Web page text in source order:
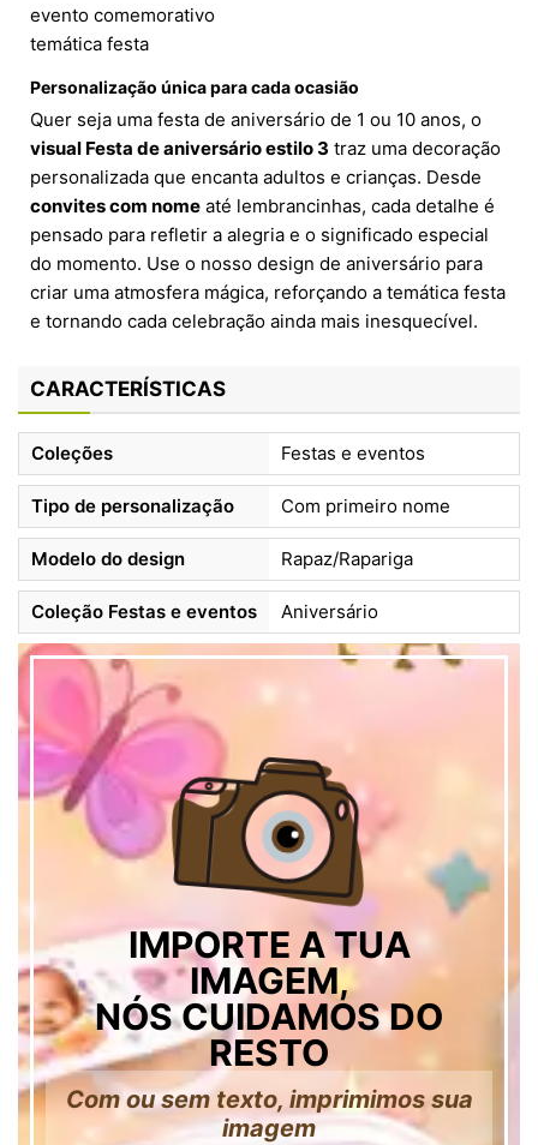
evento comemorativo
temática festa
Personalização única para cada ocasião
Quer seja uma festa de aniversário de 1 ou 10 anos, o
visual Festa de aniversário estilo 3 traz uma decoração
personalizada que encanta adultos e crianças. Desde
convites com nome até lembrancinhas, cada detalhe é
pensado para refletir a alegria e o significado especial
do momento. Use o nosso design de aniversário para
criar uma atmosfera mágica, reforçando a temática festa
e tornando cada celebração ainda mais inesquecível.
CARACTERÍSTICAS
Coleções Festas e eventos
Tipo de personalização Com primeiro nome
Modelo do design Rapaz/Rapariga
Coleção Festas e eventos Aniversário
IMPORTE A TUA
IMAGEM,
NÓS CUIDAMOS DO
RESTO
Com ou sem texto, imprimimos sua
imagem